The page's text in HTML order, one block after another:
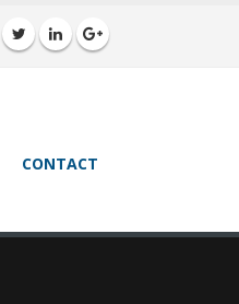
CONTACT